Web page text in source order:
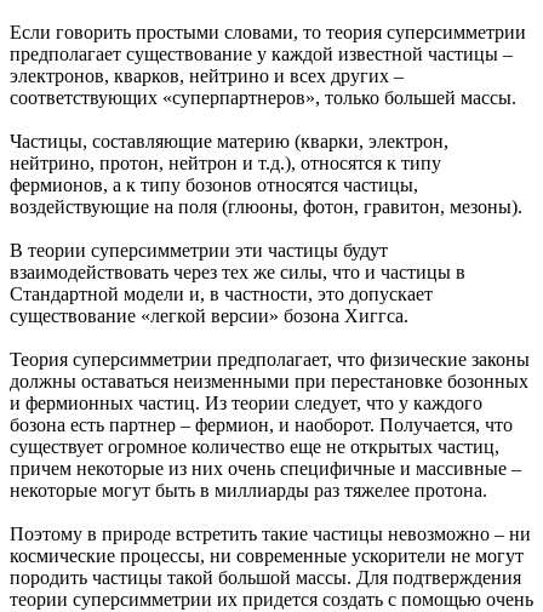
Если говорить простыми словами, то теория суперсимметрии
предполагает существование у каждой известной частицы –
электронов, кварков, нейтрино и всех других –
соответствующих «суперпартнеров», только большей массы.
Частицы, составляющие материю (кварки, электрон,
нейтрино, протон, нейтрон и т.д.), относятся к типу
фермионов, а к типу бозонов относятся частицы,
воздействующие на поля (глюоны, фотон, гравитон, мезоны).
В теории суперсимметрии эти частицы будут
взаимодействовать через тех же силы, что и частицы в
Стандартной модели и, в частности, это допускает
существование «легкой версии» бозона Хиггса.
Теория суперсимметрии предполагает, что физические законы
должны оставаться неизменными при перестановке бозонных
и фермионных частиц. Из теории следует, что у каждого
бозона есть партнер – фермион, и наоборот. Получается, что
существует огромное количество еще не открытых частиц,
причем некоторые из них очень специфичные и массивные –
некоторые могут быть в миллиарды раз тяжелее протона.
Поэтому в природе встретить такие частицы невозможно – ни
космические процессы, ни современные ускорители не могут
породить частицы такой большой массы. Для подтверждения
теории суперсимметрии их придется создать с помощью очень